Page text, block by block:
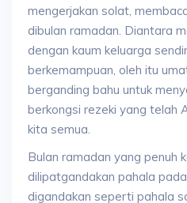
mengerjakan solat,
dibulan ramadan. Diantara
dengan kaum keluarga
berkemampuan, oleh itu
berganding bahu untuk
berkongsi rezeki yang telah
kita semua.
Bulan ramadan yang penuh
dilipatgandakan pahala
digandakan seperti pahala